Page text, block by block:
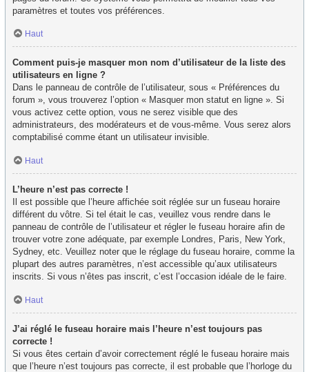
paramètres et toutes vos préférences.
Haut
Comment puis-je masquer mon nom d’utilisateur de la liste des
utilisateurs en ligne ?
Dans le panneau de contrôle de l’utilisateur, sous « Préférences du
forum », vous trouverez l’option « Masquer mon statut en ligne ». Si
vous activez cette option, vous ne serez visible que des
administrateurs, des modérateurs et de vous-même. Vous serez alors
comptabilisé comme étant un utilisateur invisible.
Haut
L’heure n’est pas correcte !
Il est possible que l’heure affichée soit réglée sur un fuseau horaire
différent du vôtre. Si tel était le cas, veuillez vous rendre dans le
panneau de contrôle de l’utilisateur et régler le fuseau horaire afin de
trouver votre zone adéquate, par exemple Londres, Paris, New York,
Sydney, etc. Veuillez noter que le réglage du fuseau horaire, comme la
plupart des autres paramètres, n’est accessible qu’aux utilisateurs
inscrits. Si vous n’êtes pas inscrit, c’est l’occasion idéale de le faire.
Haut
J’ai réglé le fuseau horaire mais l’heure n’est toujours pas
correcte !
Si vous êtes certain d’avoir correctement réglé le fuseau horaire mais
que l’heure n’est toujours pas correcte, il est probable que l’horloge du